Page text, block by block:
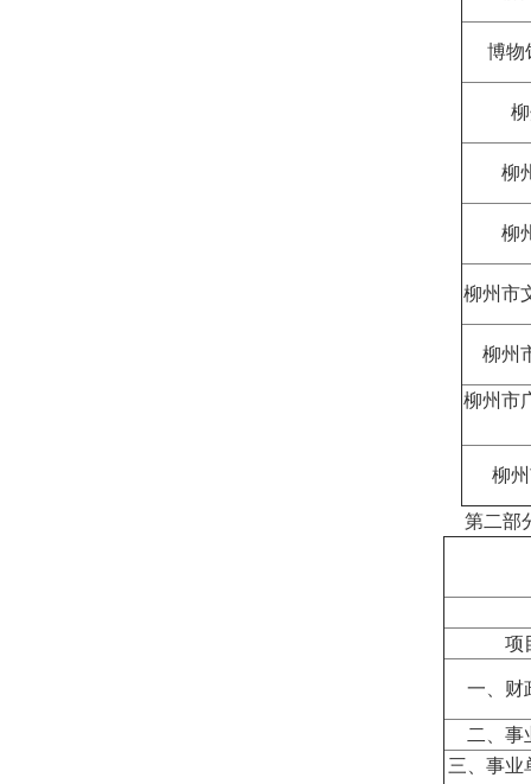
博物
柳
柳
柳州市
柳州
柳州市
柳
第二部
项
一、财
二、事
三、事业